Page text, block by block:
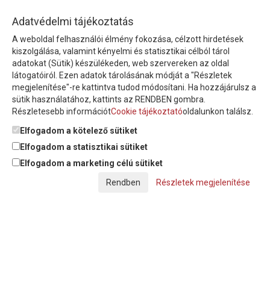
HÍRLEVÉL
Íratkozzon fel hírlevelünkre!
Feliratkozom a hírlevélre és nyilatkozom, hogy azadatkezelési
tájékoztatót elolvastam, megismertem és elfogadom.
© Copyright Triász-Tömlő Kft. | Minden jog fenntartva!
Adatvédelmi tájékoztatás
A weboldal felhasználói élmény fokozása, célzott hirdetések
kiszolgálása, valamint kényelmi és statisztikai célból tárol
adatokat (Sütik) készülékeden, web szervereken az oldal
látogatóiról. Ezen adatok tárolásának módját a "Részletek
megjelenítése"-re kattintva tudod módosítani. Ha hozzájárulsz a
sütik használatához, kattints az RENDBEN gombra.
Részletesebb információtCookie tájékoztatóoldalunkon találsz.
Elfogadom a kötelező sütiket
Elfogadom a statisztikai sütiket
Elfogadom a marketing célú sütiket
Részletek megjelenítése